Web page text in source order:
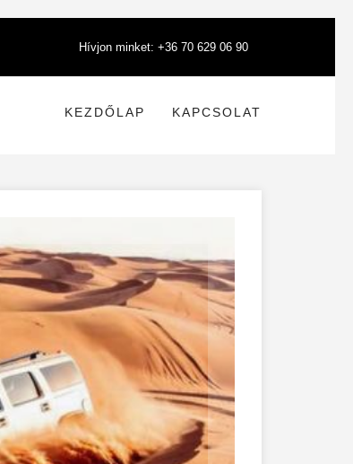
Hívjon minket: +36 70 629 06 90
KEZDŐLAP KAPCSOLAT